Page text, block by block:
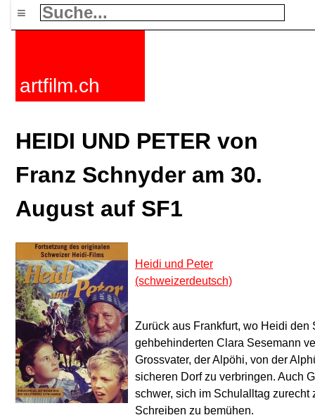
≡
artfilm.ch
HEIDI UND PETER von
Franz Schnyder am 30.
August auf SF1
Heidi und Peter
(schweizerdeutsch)
Zurück aus Frankfurt, wo Heidi den
gehbehinderten Clara Sesemann
Grossvater, der Alpöhi, von der
sicheren Dorf zu verbringen. Auch
schwer, sich im Schulalltag
Schreiben zu bemühen.